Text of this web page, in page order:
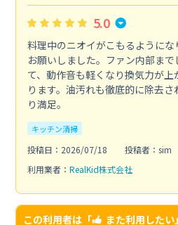
5.0
料理中のニオイがこもるように
お願いしました。ファン内部ま
て、動作音も軽くなり換気力が
ります。油汚れも徹底的に除去
り満足。
キッチン清掃
投稿日：2026/07/18
投稿者：sim
利用業者： RealKid株式会社
この利用者は「 また利用したい